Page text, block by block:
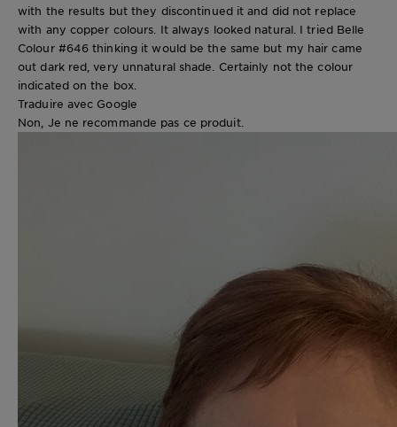
with the results but they discontinued it and did not replace
with any copper colours. It always looked natural. I tried Belle
Colour #646 thinking it would be the same but my hair came
out dark red, very unnatural shade. Certainly not the colour
indicated on the box.
Traduire avec Google
Non, Je ne recommande pas ce produit.